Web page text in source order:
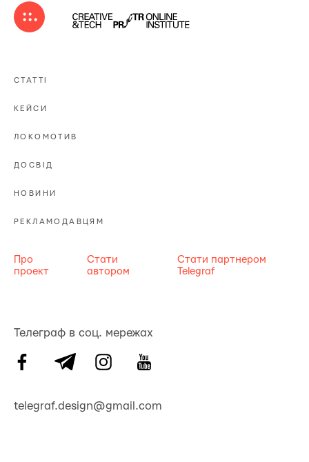
СТАТТІ
КЕЙСИ
ЛОКОМОТИВ
ДОСВІД
НОВИНИ
РЕКЛАМОДАВЦЯМ
Про
проект
Стати
автором
Стати партнером
Telegraf
Телеграф в соц. мережах
telegraf.design@gmail.com